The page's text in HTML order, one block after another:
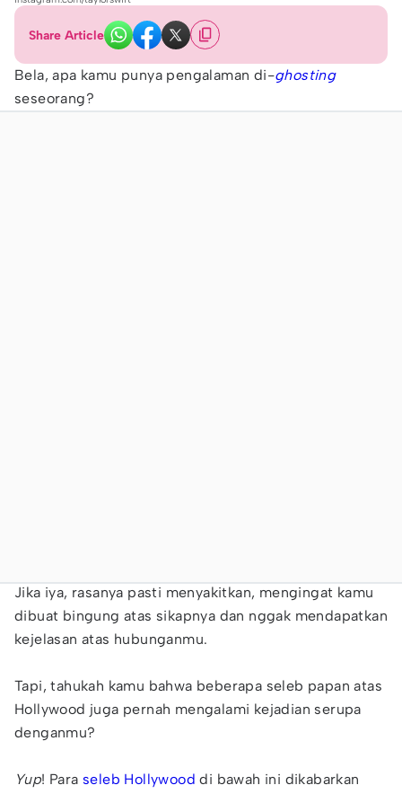
Share Article
Bela, apa kamu punya pengalaman di-ghosting
seseorang?
Jika iya, rasanya pasti menyakitkan, mengingat kamu
dibuat bingung atas sikapnya dan nggak mendapatkan
kejelasan atas hubunganmu.
Tapi, tahukah kamu bahwa beberapa seleb papan atas
Hollywood juga pernah mengalami kejadian serupa
denganmu?
Yup! Para seleb Hollywood di bawah ini dikabarkan